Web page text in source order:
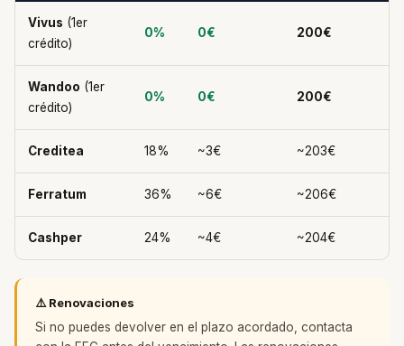
Vivus (1er
crédito)
0% 0€ 200€
Wandoo (1er
crédito)
0% 0€ 200€
Creditea 18% ~3€ ~203€
Ferratum 36% ~6€ ~206€
Cashper 24% ~4€ ~204€
⚠️ Renovaciones
Si no puedes devolver en el plazo acordado, contacta